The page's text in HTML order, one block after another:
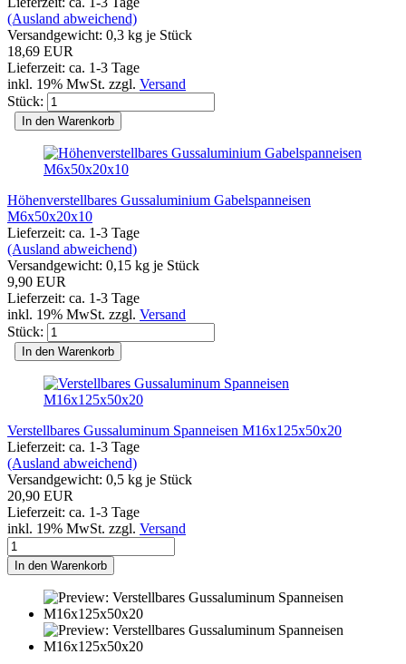
(Ausland abweichend)
Versandgewicht: 0,3 kg je Stück
18,69 EUR
Lieferzeit: ca. 1-3 Tage
inkl. 19% MwSt. zzgl. Versand
Stück:
In den Warenkorb
Höhenverstellbares Gussaluminium Gabelspanneisen
M6x50x20x10
Lieferzeit: ca. 1-3 Tage
(Ausland abweichend)
Versandgewicht: 0,15 kg je Stück
9,90 EUR
Lieferzeit: ca. 1-3 Tage
inkl. 19% MwSt. zzgl. Versand
Stück:
In den Warenkorb
Verstellbares Gussaluminum Spanneisen M16x125x50x20
Lieferzeit: ca. 1-3 Tage
(Ausland abweichend)
Versandgewicht: 0,5 kg je Stück
20,90 EUR
Lieferzeit: ca. 1-3 Tage
inkl. 19% MwSt. zzgl. Versand
In den Warenkorb